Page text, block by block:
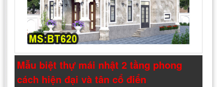
Mẫu biệt thự mái nhật 2 tầng phong
cách hiện đại và tân cổ điển